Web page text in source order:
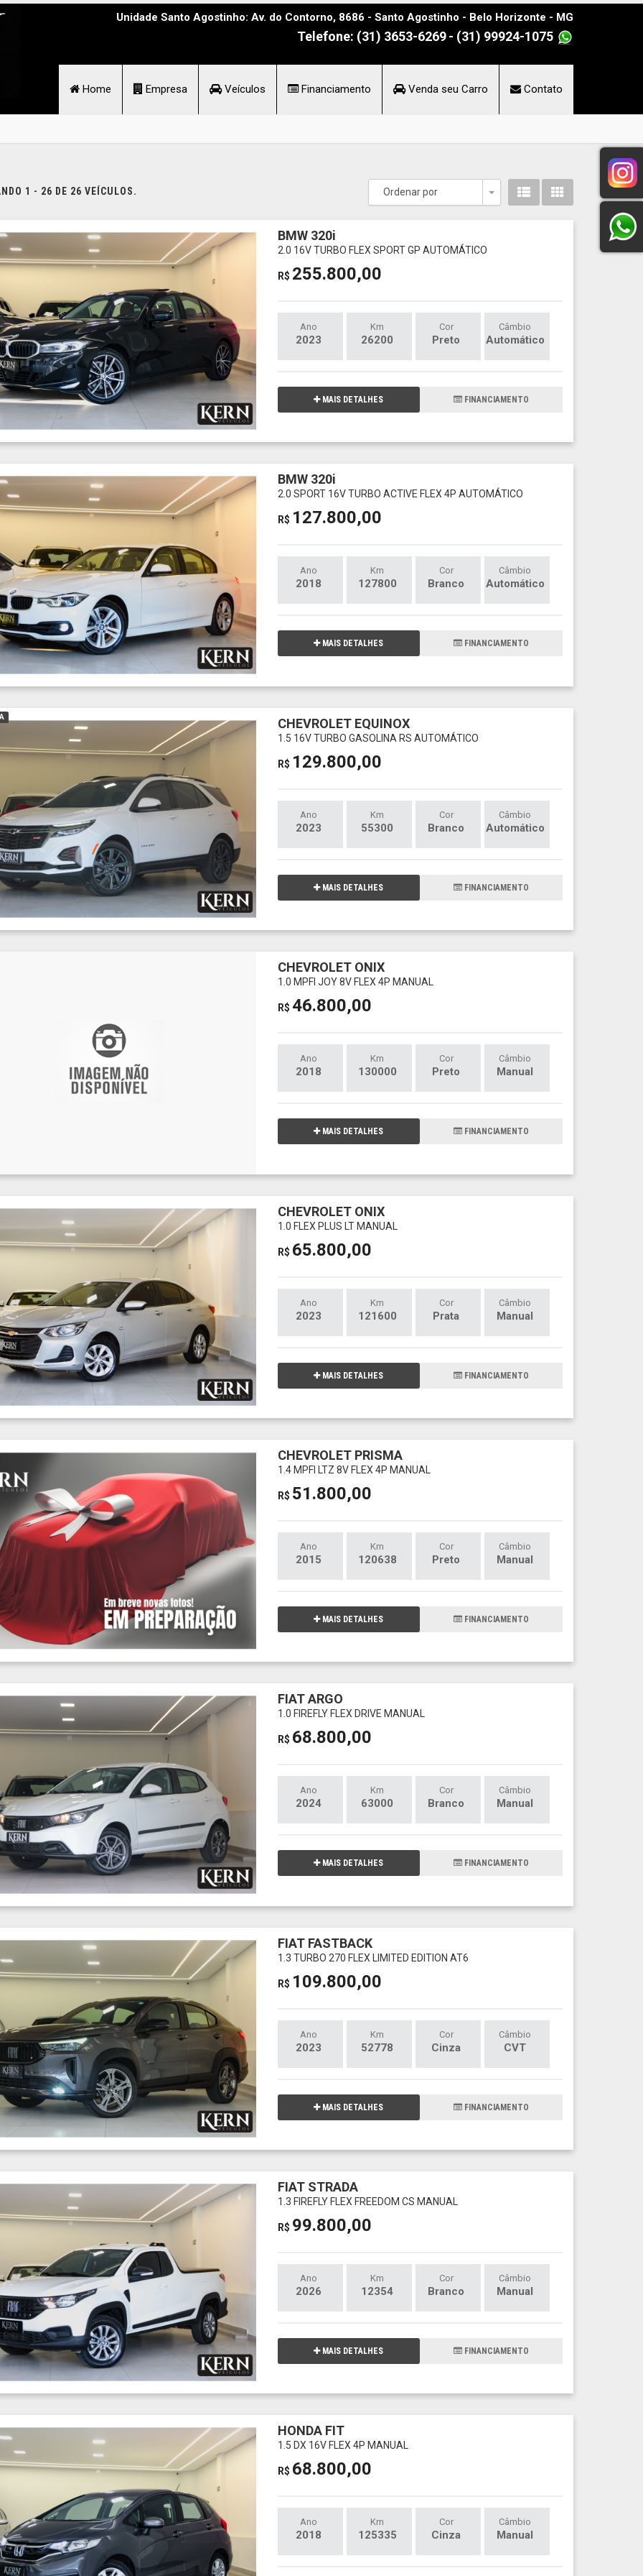
Unidade Santo Agostinho: Av. do Contorno, 8686 - Santo Agostinho - Belo Horizonte - MG
Telefone: (31) 3653-6269- (31) 99924-1075
Home Empresa Veículos Financiamento Venda seu Carro Contato
1 - 26 DE 26 VEÍCULOS. Ordenar por
Toggle Dropdown
BMW 320i
2.0 16V TURBO FLEX SPORT GP AUTOMÁTICO
R$ 255.800,00
Ano
2023
Km
26200
Cor
Preto
Câmbio
Automático
MAIS DETALHES FINANCIAMENTO
BMW 320i
2.0 SPORT 16V TURBO ACTIVE FLEX 4P AUTOMÁTICO
R$ 127.800,00
Ano
2018
Km
127800
Cor
Branco
Câmbio
Automático
MAIS DETALHES FINANCIAMENTO
CHEVROLET EQUINOX
1.5 16V TURBO GASOLINA RS AUTOMÁTICO
R$ 129.800,00
Ano
2023
Km
55300
Cor
Branco
Câmbio
Automático
MAIS DETALHES FINANCIAMENTO
CHEVROLET ONIX
1.0 MPFI JOY 8V FLEX 4P MANUAL
R$ 46.800,00
Ano
2018
Km
130000
Cor
Preto
Câmbio
Manual
MAIS DETALHES FINANCIAMENTO
CHEVROLET ONIX
1.0 FLEX PLUS LT MANUAL
R$ 65.800,00
Ano
2023
Km
121600
Cor
Prata
Câmbio
Manual
MAIS DETALHES FINANCIAMENTO
CHEVROLET PRISMA
1.4 MPFI LTZ 8V FLEX 4P MANUAL
R$ 51.800,00
Ano
2015
Km
120638
Cor
Preto
Câmbio
Manual
MAIS DETALHES FINANCIAMENTO
FIAT ARGO
1.0 FIREFLY FLEX DRIVE MANUAL
R$ 68.800,00
Ano
2024
Km
63000
Cor
Branco
Câmbio
Manual
MAIS DETALHES FINANCIAMENTO
FIAT FASTBACK
1.3 TURBO 270 FLEX LIMITED EDITION AT6
R$ 109.800,00
Ano
2023
Km
52778
Cor
Cinza
Câmbio
CVT
MAIS DETALHES FINANCIAMENTO
FIAT STRADA
1.3 FIREFLY FLEX FREEDOM CS MANUAL
R$ 99.800,00
Ano
2026
Km
12354
Cor
Branco
Câmbio
Manual
MAIS DETALHES FINANCIAMENTO
HONDA FIT
1.5 DX 16V FLEX 4P MANUAL
R$ 68.800,00
Ano
2018
Km
125335
Cor
Cinza
Câmbio
Manual